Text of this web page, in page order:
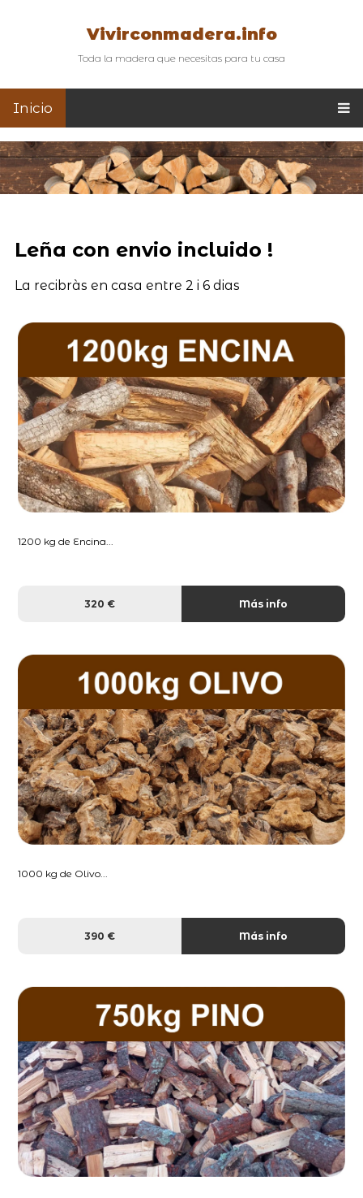
Vivirconmadera.info
Toda la madera que necesitas para tu casa
Inicio
Leña con envio incluido !
La recibràs en casa entre 2 i 6 dias
1200 kg de Encina...
320 € Más info
1000 kg de Olivo...
390 € Más info